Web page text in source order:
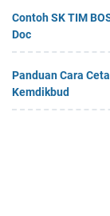
Contoh SK TIM
Doc
Panduan Cara
Kemdikbud